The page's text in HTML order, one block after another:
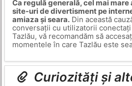
Ca regulă generală, cel mai
site-uri de divertisment pe
amiaza și seara.Din această
conversații cu utilizatorii
Tazlău, vă recomandăm să
momentele în care Tazlău este
Curiozități și